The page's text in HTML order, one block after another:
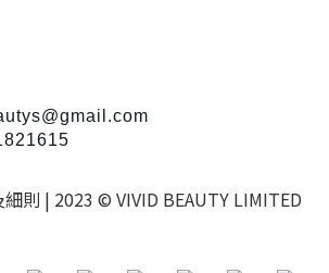
細則 | 2023 © VIVID BEAUTY LIMITED